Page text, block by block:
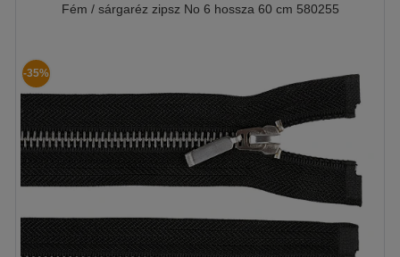
Fém / sárgaréz zipsz No 6 hossza 60 cm 580255
-35%